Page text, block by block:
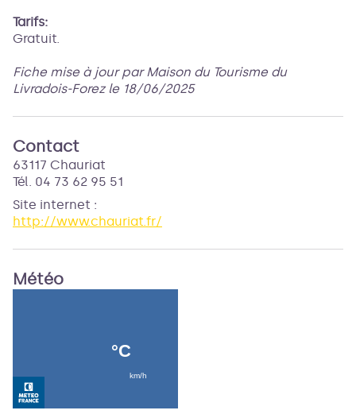
Tarifs:
Gratuit.
Fiche mise à jour par Maison du Tourisme du
Livradois-Forez le 18/06/2025
Contact
63117 Chauriat
Tél. 04 73 62 95 51
Site internet :
http://www.chauriat.fr/
Météo